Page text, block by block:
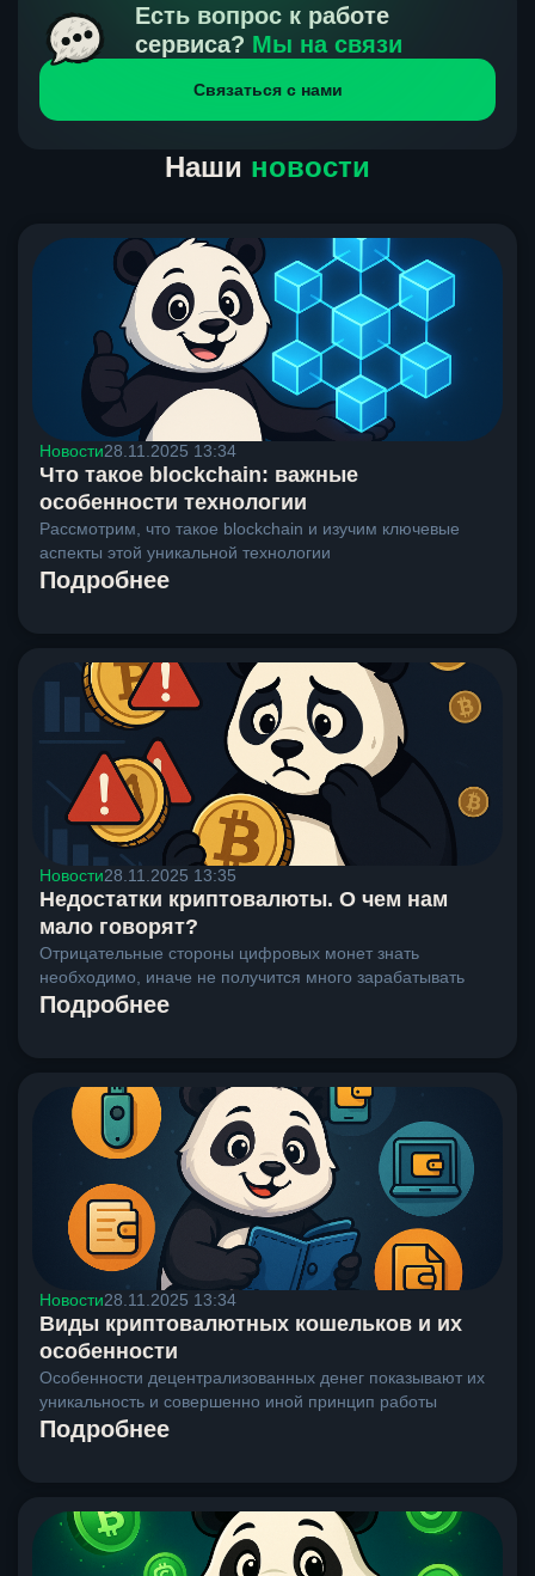
получения нами средств от тебя, а на другой части
направлений курс, указанный на сайте, является
окончательным. Если сомневаешься, напиши в онлайн-
чат на сайте, мы поможем разобраться.
Есть вопрос к работе
сервиса? Мы на связи
Связаться с нами
Наши новости
Новости28.11.2025 13:34
Что такое blockchain: важные
особенности технологии
Рассмотрим, что такое blockchain и изучим ключевые
аспекты этой уникальной технологии
Подробнее
Новости28.11.2025 13:35
Недостатки криптовалюты. О чем нам
мало говорят?
Отрицательные стороны цифровых монет знать
необходимо, иначе не получится много зарабатывать
Подробнее
Новости28.11.2025 13:34
Виды криптовалютных кошельков и их
особенности
Особенности децентрализованных денег показывают их
уникальность и совершенно иной принцип работы
Подробнее